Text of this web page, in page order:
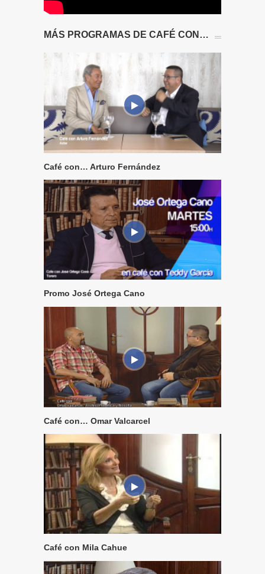
MÁS PROGRAMAS DE CAFÉ CON…
Café con… Arturo Fernández
Promo José Ortega Cano
Café con… Omar Valcarcel
Café con Mila Cahue